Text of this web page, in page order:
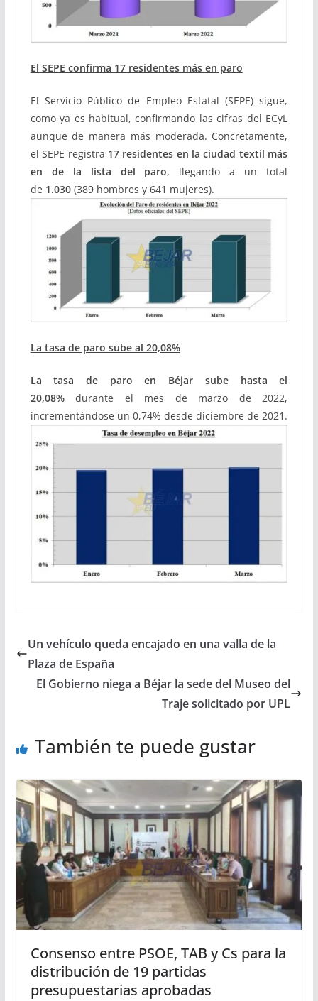
El SEPE confirma 17 residentes más en paro
El Servicio Público de Empleo Estatal (SEPE) sigue,
como ya es habitual, confirmando las cifras del ECyL
aunque de manera más moderada. Concretamente,
el SEPE registra 17 residentes en la ciudad textil más
en de la lista del paro, llegando a un total
de 1.030 (389 hombres y 641 mujeres).
La tasa de paro sube al 20,08%
La tasa de paro en Béjar sube hasta el
20,08%durante el mes de marzo de 2022,
incrementándose un 0,74% desde diciembre de 2021.
Un vehículo queda encajado en una valla de la
Plaza de España
El Gobierno niega a Béjar la sede del Museo del
Traje solicitado por UPL
También te puede gustar
Consenso entre PSOE, TAB y Cs para la
distribución de 19 partidas
presupuestarias aprobadas